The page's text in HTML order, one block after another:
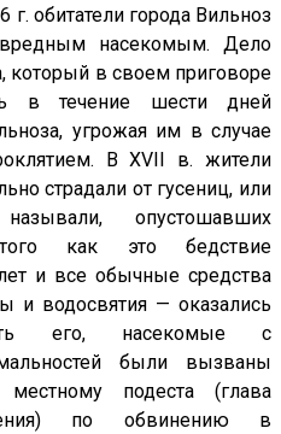
обитатели города Вильноз
насекомым. Дело
который в своем приговоре
в течение шести дней
угрожая им в случае
В XVII в. жители
страдали от гусениц, или
опустошавших
как это бедствие
и все обычные средства
и водосвятия — оказались
его, насекомые с
были вызваны
подеста (глава
по обвинению в